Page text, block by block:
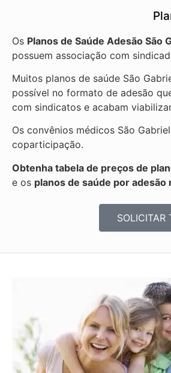
Os Planos de Saúde Adesão São
possuem associação com
Muitos planos de saúde São
possível no formato de adesão
com sindicatos e acabam
Os convênios médicos São
coparticipação.
Obtenha tabela de preços de
e os planos de saúde por adesão
SOLICITAR